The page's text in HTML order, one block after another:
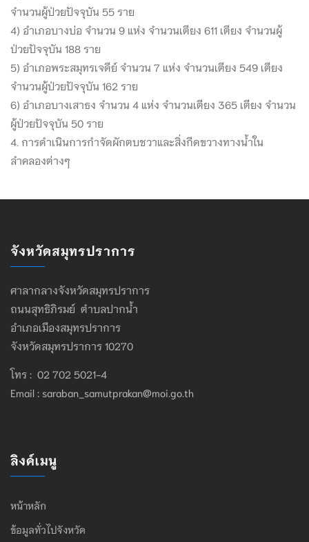
จำนวนผู้ป่วยปัจจุบัน 55 ราย
4) อำเภอบางบ่อ จำนวน 9 แห่ง จำนวนเตียง 611 เตียง จำนวนผู้
ป่วยปัจจุบัน 188 ราย
5) อำเภอพระสมุทรเจดีย์ จำนวน 7 แห่ง จำนวนเตียง 549 เตียง
จำนวนผู้ป่วยปัจจุบัน 162 ราย
6) อำเภอบางเสาธง จำนวน 4 แห่ง จำนวนเตียง 365 เตียง จำนวน
ผู้ป่วยปัจจุบัน 50 ราย
4. การดำเนินการกำจัดผักตบชวาและสิ่งกีดขวางทางน้ำใน
ลำคลองต่างๆ
จังหวัดสมุทรปราการ
ศาลากลางจังหวัดสมุทรปราการ
ถนนสุทธิภิรมย์ ตำบลปากน้ำ
อำเภอเมืองสมุทรปราการ
จังหวัดสมุทรปราการ 10270
โทร : 02 702 5021-4
Email : saraban_samutprakan@moi.go.th
ลิงค์เมนู
หน้าหลัก
ข้อมูลทั่วไปจังหวัด